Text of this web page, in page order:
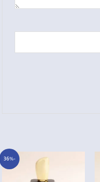
-36%
السعر
الأصلي
السعر
الحالي